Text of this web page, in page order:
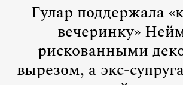
Гулар поддержала
вечеринку»
рискованными
вырезом, а экс-